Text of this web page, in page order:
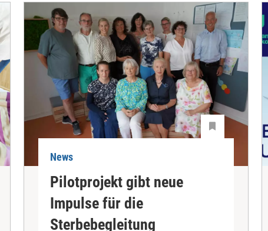
News
Pilotprojekt gibt neue
Impulse für die
Sterbebegleitung